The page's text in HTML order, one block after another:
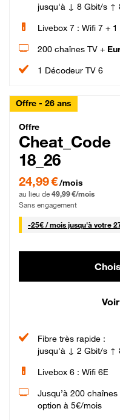
jusqu'à ↓ 8 Gbit/s ↑
Livebox 7 : Wifi 7 +
200 chaînes TV +
1 Décodeur TV 6
Offre - 26 ans
Cheat_Code
Offre
Cheat_Code
18_26
24,99 € par mois pendant 0
24,99 €/mois
au lieu de 49,99 €/mois
Sans engagement
-25€ / mois25 € par mois
jusqu'à votre
Fibre très rapide :
jusqu'à ↓ 2 Gbit/s ↑
Livebox 6 : Wifi 6E
Jusqu’à 200
option à 5€/mois